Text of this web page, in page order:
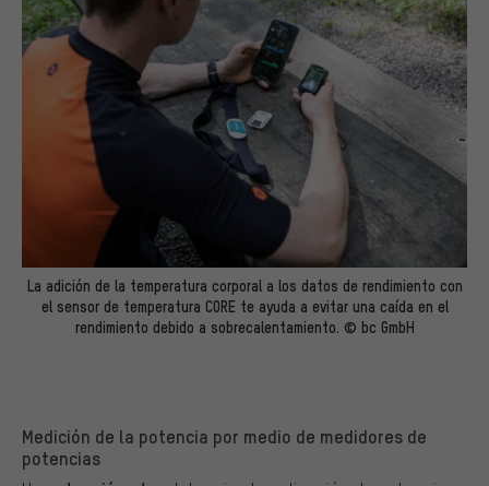
La adición de la temperatura corporal a los datos de rendimiento con
el sensor de temperatura CORE te ayuda a evitar una caída en el
rendimiento debido a sobrecalentamiento. © bc GmbH
Medición de la potencia por medio de medidores de
potencias